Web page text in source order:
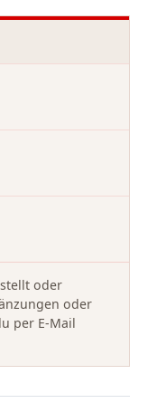
oder
oder
per E-Mail